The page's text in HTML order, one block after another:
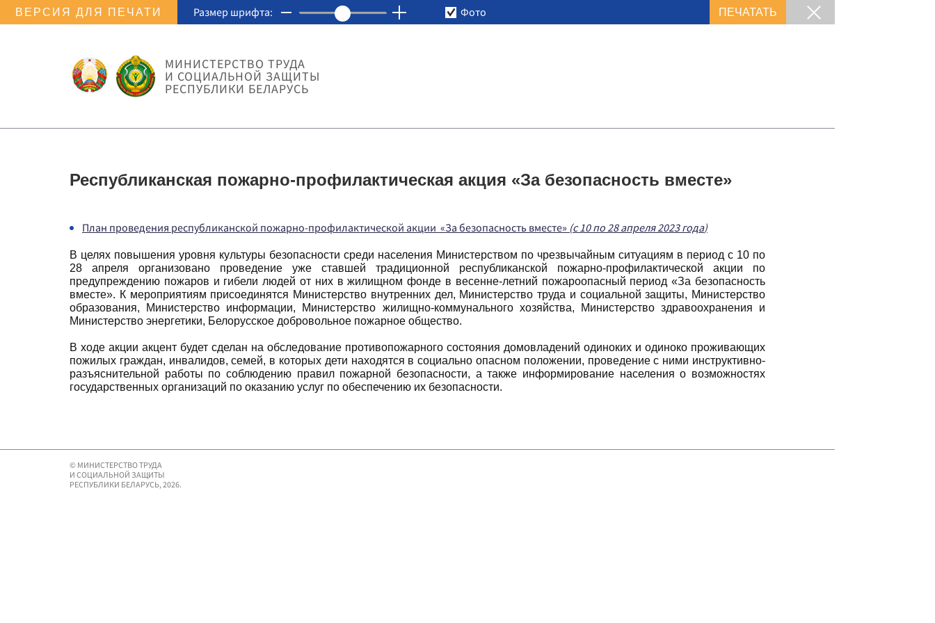
ВЕРСИЯ ДЛЯ ПЕЧАТИ Размер шрифта: Фото ПЕЧАТАТЬ
МИНИСТЕРСТВО ТРУДА
И СОЦИАЛЬНОЙ ЗАЩИТЫ
РЕСПУБЛИКИ БЕЛАРУСЬ
Республиканская пожарно-профилактическая акция «За безопасность вместе»
План проведения республиканской пожарно-профилактической акции «За безопасность вместе» (с 10 по 28 апреля 2023 года)
В целях повышения уровня культуры безопасности среди населения Министерством по чрезвычайным ситуациям в период с 10 по
28 апреля организовано проведение уже ставшей традиционной республиканской пожарно-профилактической акции по
предупреждению пожаров и гибели людей от них в жилищном фонде в весенне-летний пожароопасный период «За безопасность
вместе». К мероприятиям присоединятся Министерство внутренних дел, Министерство труда и социальной защиты, Министерство
образования, Министерство информации, Министерство жилищно-коммунального хозяйства, Министерство здравоохранения и
Министерство энергетики, Белорусское добровольное пожарное общество.
В ходе акции акцент будет сделан на обследование противопожарного состояния домовладений одиноких и одиноко проживающих
пожилых граждан, инвалидов, семей, в которых дети находятся в социально опасном положении, проведение с ними инструктивно-
разъяснительной работы по соблюдению правил пожарной безопасности, а также информирование населения о возможностях
государственных организаций по оказанию услуг по обеспечению их безопасности.
© МИНИСТЕРСТВО ТРУДА
И СОЦИАЛЬНОЙ ЗАЩИТЫ
РЕСПУБЛИКИ БЕЛАРУСЬ, 2026.